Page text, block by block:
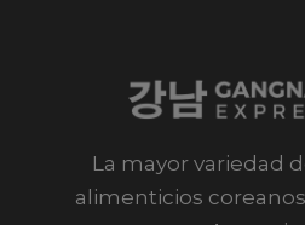
La mayor variedad
alimenticios